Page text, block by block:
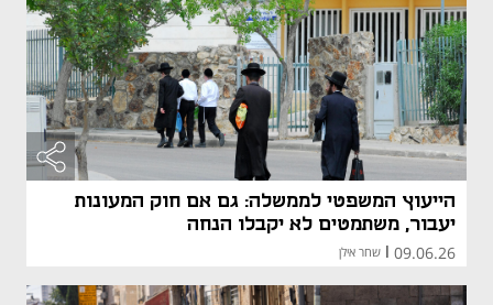
הייעוץ המשפטי לממשלה: גם אם חוק המעונות
יעבור, משתמטים לא יקבלו הנחה
09.06.26 שחר אילן